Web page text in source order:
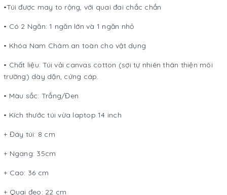
•Túi được may to rộng, với quai đai chắc chắn
• Có 2 Ngăn: 1 ngăn lớn và 1 ngăn nhỏ
• Khóa Nam Châm an toàn cho vật dụng
• Chất liệu: Túi vải canvas cotton (sợi tự nhiên thân thiện môi
trường) dày dặn, cứng cáp.
• Màu sắc: Trắng/Đen
• Kích thước túi vừa laptop 14 inch
+ Đáy túi: 8 cm
+ Ngang: 35cm
+ Cao: 36 cm
+ Quai đeo: 22 cm